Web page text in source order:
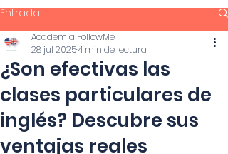
Entrada
¿Son efectivas las
clases particulares de
inglés? Descubre sus
ventajas reales
Academia FollowMe
28 jul 20254 min de lectura